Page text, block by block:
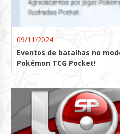
09/11/2024
Eventos de batalhas no
Pokémon TCG Pocket!